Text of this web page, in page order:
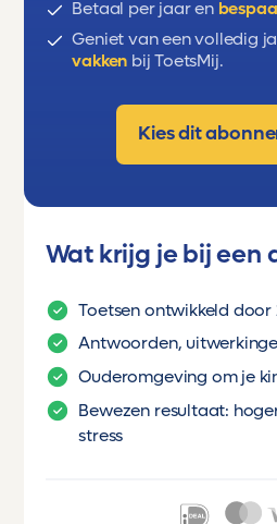
Betaal per jaar en
Geniet van een volledig
vakken bij ToetsMij.
Kies dit
Wat krijg je bij een
Toetsen ontwikkeld door
Antwoorden,
Ouderomgeving om je
Bewezen resultaat:
stress